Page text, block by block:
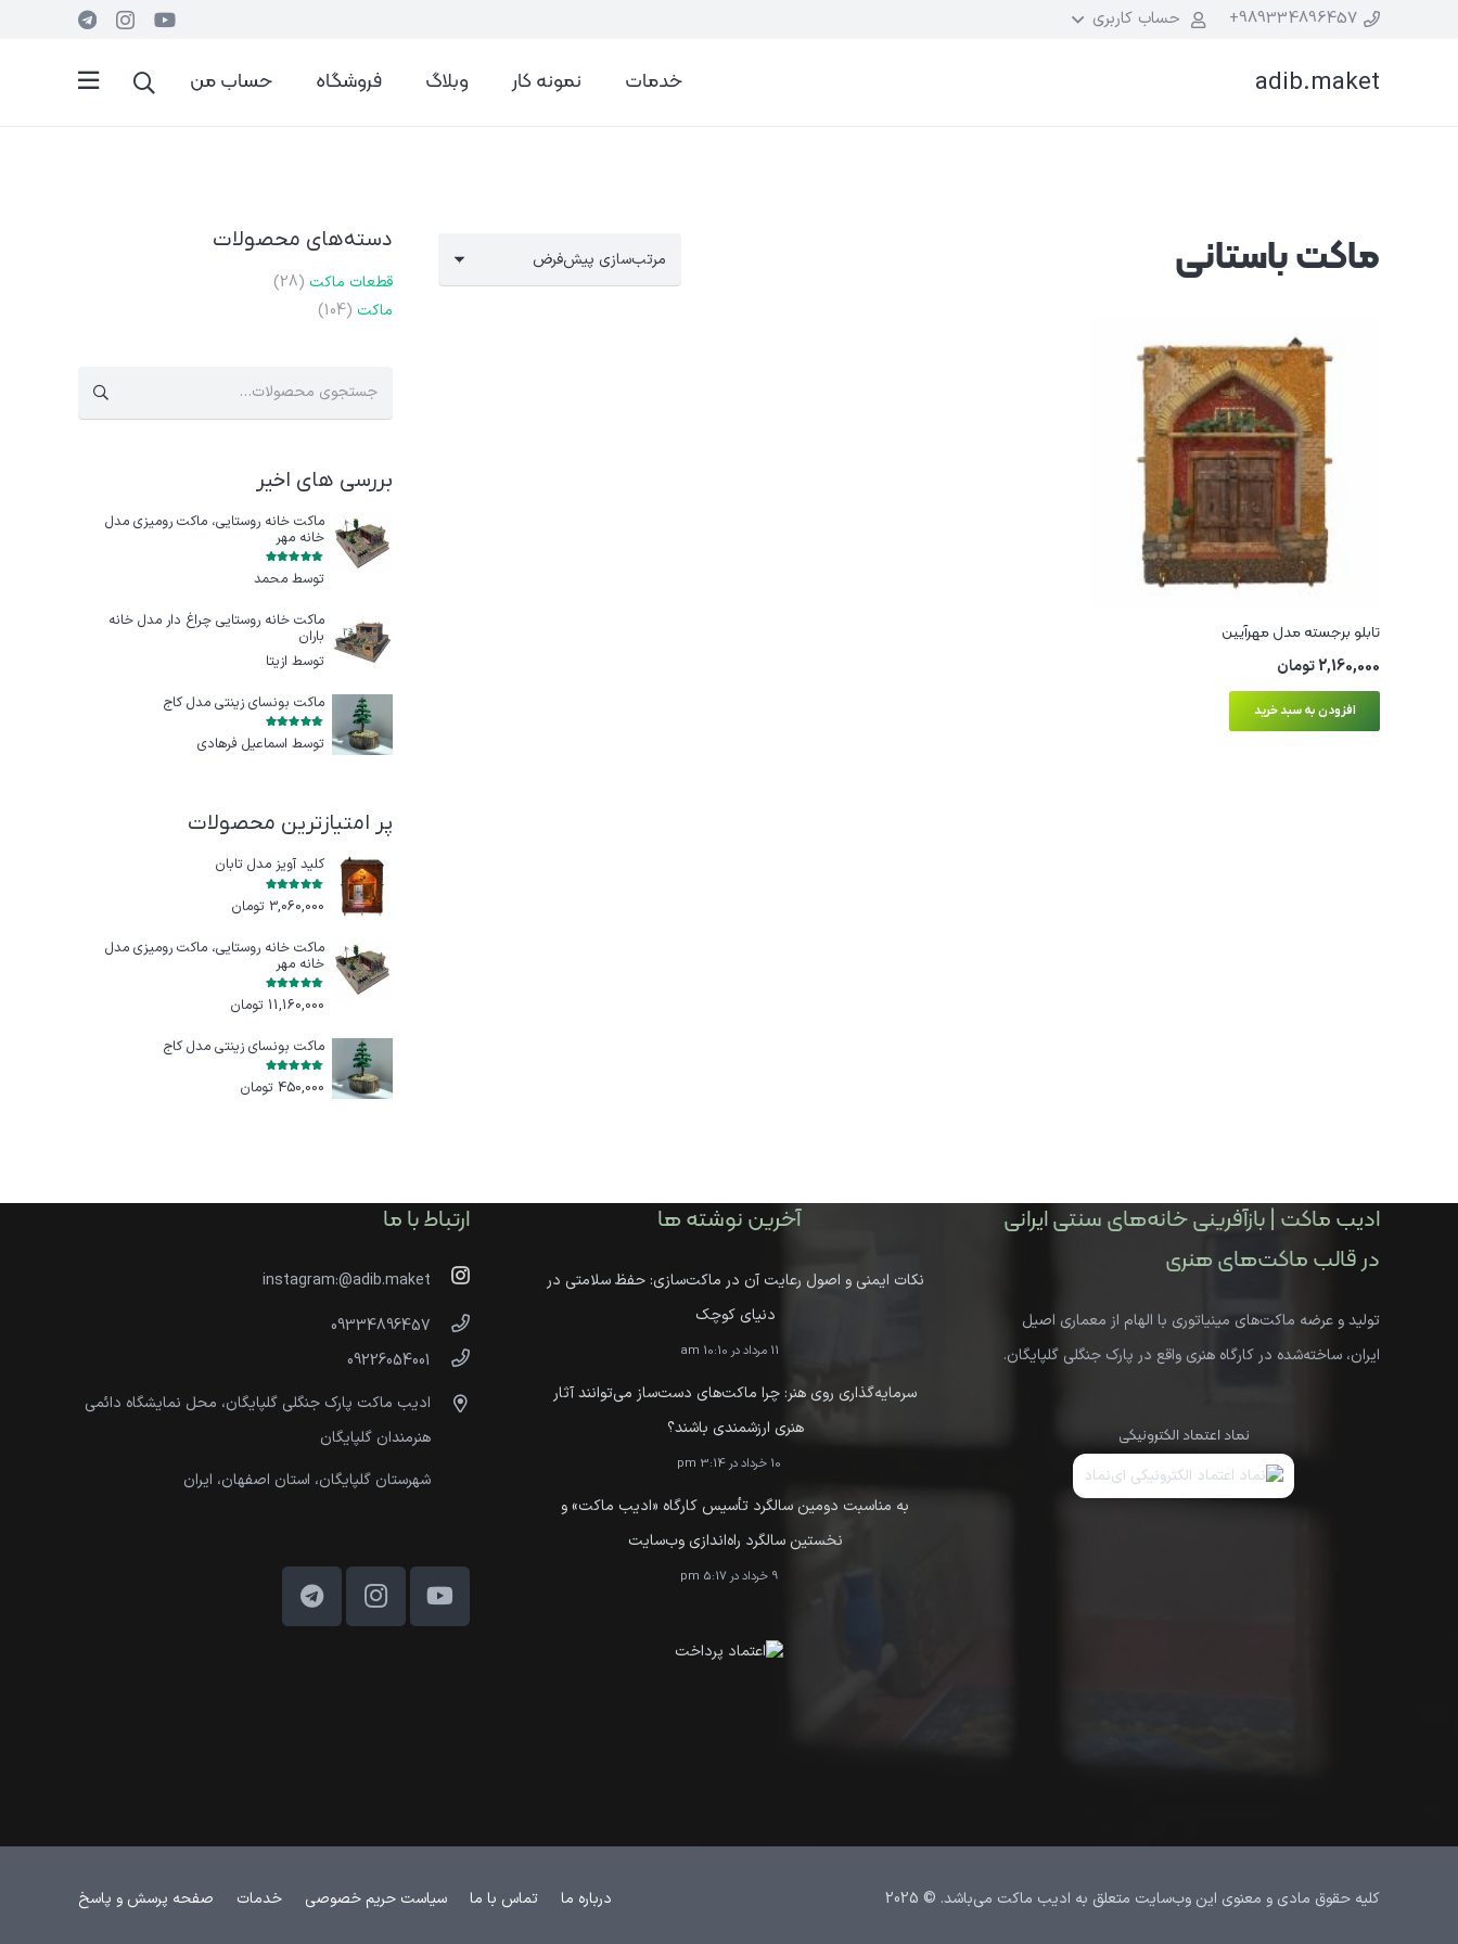
989334896457+ حساب کاربری
adib.maket خدمات نمونه کار وبلاگ فروشگاه حساب من
ماکت باستانی
تابلو برجسته مدل مهرآیین
2,160,000تومان
افزودن به سبد خرید
دسته‌های محصولات
قطعات ماکت (28)
ماکت (104)
جستجو
برای:
بررسی های اخیر
ماکت خانه روستایی، ماکت رومیزی مدل
خانه مهر
توسط محمد
ماکت خانه روستایی چراغ‌ دار مدل خانه
باران
توسط ازيتا
ماکت بونسای زینتی مدل کاج
امتیاز
توسط اسماعیل فرهادی
پر امتیازترین محصولات
کلید آویز مدل تابان
امتیاز
3,060,000 تومان
ماکت خانه روستایی، ماکت رومیزی مدل
خانه مهر
11,160,000 تومان
ماکت بونسای زینتی مدل کاج
امتیاز
450,000 تومان
ادیب ماکت | بازآفرینی خانه‌های سنتی ایرانی
در قالب ماکت‌های هنری
تولید و عرضه ماکت‌های مینیاتوری با الهام از معماری اصیل
ایران، ساخته‌شده در کارگاه هنری واقع در پارک جنگلی گلپایگان.
نماد اعتماد الکترونیکی
آخرین نوشته ها
نکات ایمنی و اصول رعایت آن در ماکت‌سازی: حفظ سلامتی در
دنیای کوچک
11 مرداد در 10:10 am
سرمایه‌گذاری روی هنر: چرا ماکت‌های دست‌ساز می‌توانند آثار
هنری ارزشمندی باشند؟
10 خرداد در 3:14 pm
به مناسبت دومین سالگرد تأسیس کارگاه «ادیب ماکت» و
نخستین سالگرد راه‌اندازی وب‌سایت
9 خرداد در 5:17 pm
ارتباط با ما
instagram:@adib.maket
09334896457
09226054001
ادیب ماکت پارک جنگلی گلپایگان، محل نمایشگاه دائمی
هنرمندان گلپایگان
شهرستان گلپایگان، استان اصفهان، ایران
کلیه حقوق مادی و معنوی این وب‌سایت متعلق به ادیب ماکت می‌باشد. © 2025 درباره ما تماس با ما سیاست حریم خصوصی خدمات صفحه پرسش و پاسخ